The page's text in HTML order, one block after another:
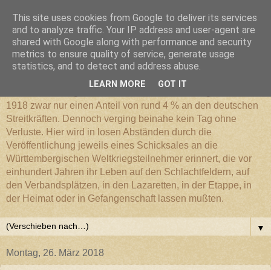
Württembergischer
Weltkriegs-Blog
1918 zwar nur einen Anteil von rund 4 % an den deutschen
Streitkräften. Dennoch verging beinahe kein Tag ohne
Verluste. Hier wird in losen Abständen durch die
Veröffentlichung jeweils eines Schicksales an die
Württembergischen Weltkriegsteilnehmer erinnert, die vor
einhundert Jahren ihr Leben auf den Schlachtfeldern, auf
den Verbandsplätzen, in den Lazaretten, in der Etappe, in
der Heimat oder in Gefangenschaft lassen mußten.
▼
Montag, 26. März 2018
This site uses cookies from Google to deliver its services
and to analyze traffic. Your IP address and user-agent are
shared with Google along with performance and security
metrics to ensure quality of service, generate usage
statistics, and to detect and address abuse.
LEARN MORE GOT IT